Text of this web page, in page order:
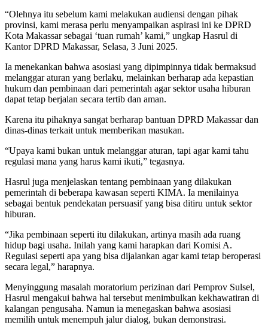
“Olehnya itu sebelum kami melakukan audiensi dengan pihak
provinsi, kami merasa perlu menyampaikan aspirasi ini ke DPRD
Kota Makassar sebagai ‘tuan rumah’ kami,” ungkap Hasrul di
Kantor DPRD Makassar, Selasa, 3 Juni 2025.
Ia menekankan bahwa asosiasi yang dipimpinnya tidak bermaksud
melanggar aturan yang berlaku, melainkan berharap ada kepastian
hukum dan pembinaan dari pemerintah agar sektor usaha hiburan
dapat tetap berjalan secara tertib dan aman.
Karena itu pihaknya sangat berharap bantuan DPRD Makassar dan
dinas-dinas terkait untuk memberikan masukan.
“Upaya kami bukan untuk melanggar aturan, tapi agar kami tahu
regulasi mana yang harus kami ikuti,” tegasnya.
Hasrul juga menjelaskan tentang pembinaan yang dilakukan
pemerintah di beberapa kawasan seperti KIMA. Ia menilainya
sebagai bentuk pendekatan persuasif yang bisa ditiru untuk sektor
hiburan.
“Jika pembinaan seperti itu dilakukan, artinya masih ada ruang
hidup bagi usaha. Inilah yang kami harapkan dari Komisi A.
Regulasi seperti apa yang bisa dijalankan agar kami tetap beroperasi
secara legal,” harapnya.
Menyinggung masalah moratorium perizinan dari Pemprov Sulsel,
Hasrul mengakui bahwa hal tersebut menimbulkan kekhawatiran di
kalangan pengusaha. Namun ia menegaskan bahwa asosiasi
memilih untuk menempuh jalur dialog, bukan demonstrasi.